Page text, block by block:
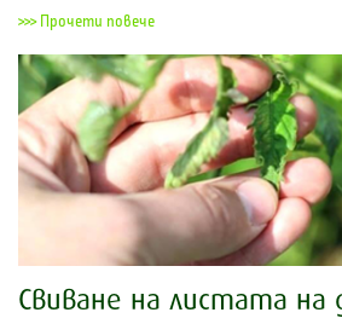
>>> Прочети повече
Свиване на листата